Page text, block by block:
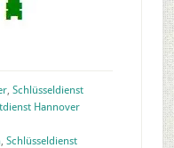
, Schlüsseldienst
Hannover
, Schlüsseldienst